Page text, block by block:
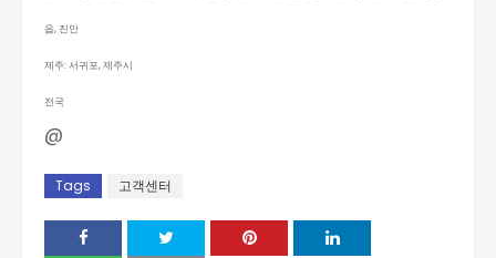
읍, 진안
제주: 서귀포, 제주시
전국
@
Tags 고객센터